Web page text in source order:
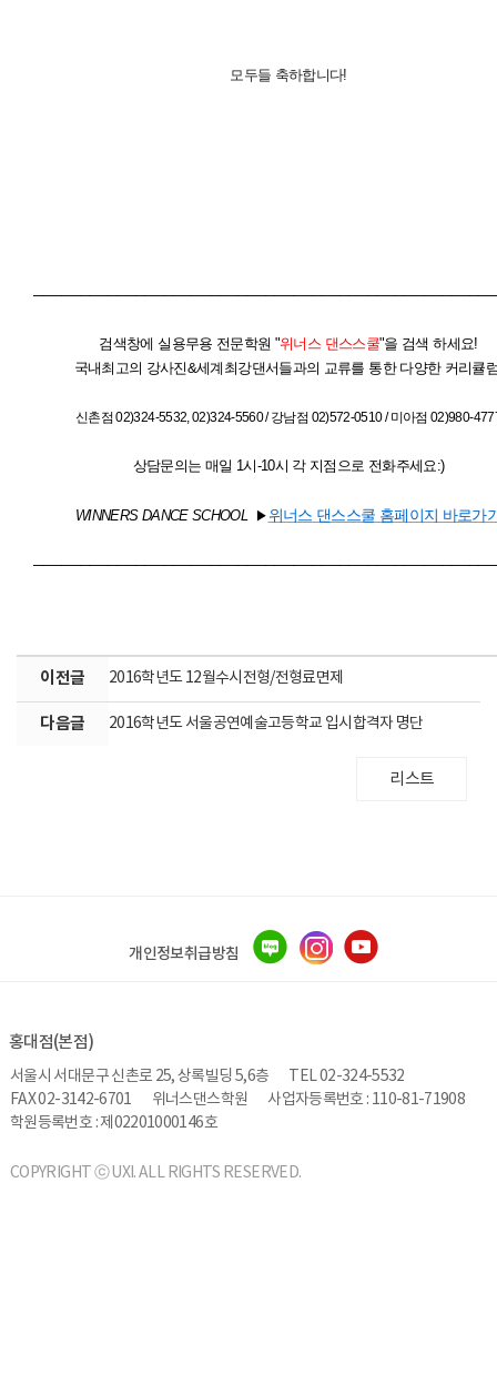
모두들 축하합니다!
─────────────────────────────────────────────────
검색창에 실용무용 전문학원 "위너스 댄스스쿨"을 검색 하세요!
국내최고의 강사진&세계최강댄서들과의 교류를 통한 다양한 커리큘
신촌점 02)324-5532, 02)324-5560 / 강남점 02)572-0510 / 미아점 02)980-
상담문의는 매일 1시-10시 각 지점으로 전화주세요:)
WINNERS DANCE SCHOOL▶ 위너스 댄스스쿨 홈페이지 바로가
이전글 2016학년도 12월수시전형/전형료면제
다음글 2016학년도 서울공연예술고등학교 입시합격자 명단
리스트
개인정보취급방침
홍대점(본점)
서울시 서대문구 신촌로 25, 상록빌딩 5,6층
TEL 02-324-5532
FAX 02-3142-6701
위너스댄스학원
사업자등록번호 : 110-81-71908
학원등록번호 : 제02201000146호
COPYRIGHT ⓒ UXI. ALL RIGHTS RESERVED.